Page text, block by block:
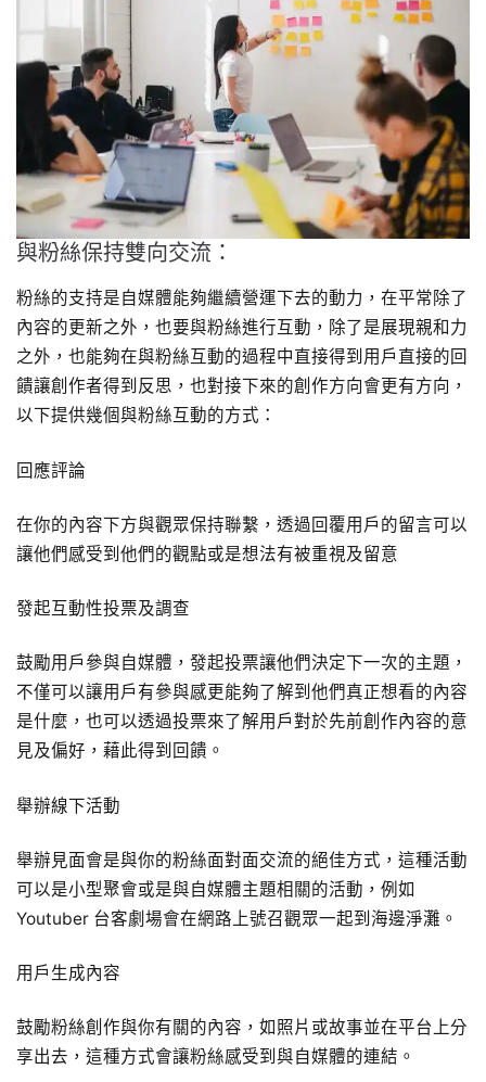
與粉絲保持雙向交流：
粉絲的支持是自媒體能夠繼續營運下去的動力，在平常除了
內容的更新之外，也要與粉絲進行互動，除了是展現親和力
之外，也能夠在與粉絲互動的過程中直接得到用戶直接的回
饋讓創作者得到反思，也對接下來的創作方向會更有方向，
以下提供幾個與粉絲互動的方式：
回應評論
在你的內容下方與觀眾保持聯繫，透過回覆用戶的留言可以
讓他們感受到他們的觀點或是想法有被重視及留意
發起互動性投票及調查
鼓勵用戶參與自媒體，發起投票讓他們決定下一次的主題，
不僅可以讓用戶有參與感更能夠了解到他們真正想看的內容
是什麼，也可以透過投票來了解用戶對於先前創作內容的意
見及偏好，藉此得到回饋。
舉辦線下活動
舉辦見面會是與你的粉絲面對面交流的絕佳方式，這種活動
可以是小型聚會或是與自媒體主題相關的活動，例如
Youtuber 台客劇場會在網路上號召觀眾一起到海邊淨灘。
用戶生成內容
鼓勵粉絲創作與你有關的內容，如照片或故事並在平台上分
享出去，這種方式會讓粉絲感受到與自媒體的連結。